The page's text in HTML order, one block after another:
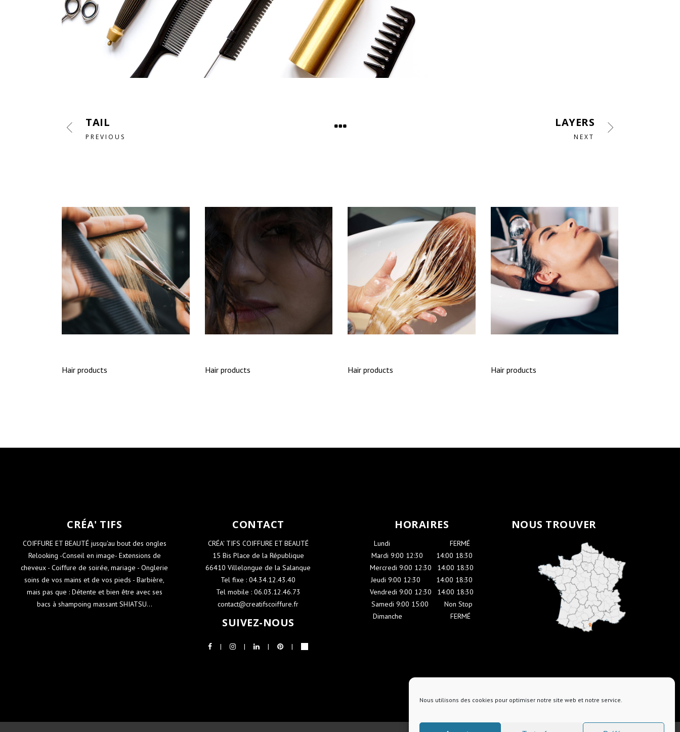
Nous utilisons des cookies pour optimiser notre site web et notre service.
TAIL
PREVIOUS
LAYERS
NEXT
Hair products Hair products Hair products Hair products
CRÉA' TIFS
COIFFURE ET BEAUTÉ jusqu'au bout des ongles
Relooking -Conseil en image- Extensions de
cheveux - Coiffure de soirée, mariage - Onglerie
soins de vos mains et de vos pieds - Barbière,
mais pas que : Détente et bien être avec ses
bacs à shampoing massant SHIATSU...
CONTACT
CRÉA' TIFS COIFFURE ET BEAUTÉ
15 Bis Place de la République
66410 Villelongue de la Salanque
Tel fixe : 04.34.12.43.40
Tel mobile : 06.03.12.46.73
contact@creatifscoiffure.fr
SUIVEZ-NOUS
HORAIRES
Lundi
FERMÉ
Mardi 9:00 12:30
14:00 18:30
Mercredi 9:00 12:30
14:00 18:30
Jeudi 9:00 12:30
14:00 18:30
Vendredi 9:00 12:30
14:00 18:30
Samedi 9:00 15:00
Non Stop
Dimanche -------------------FERMÉ
NOUS TROUVER